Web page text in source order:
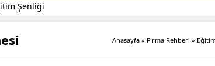
Anasayfa » Firma Rehberi »